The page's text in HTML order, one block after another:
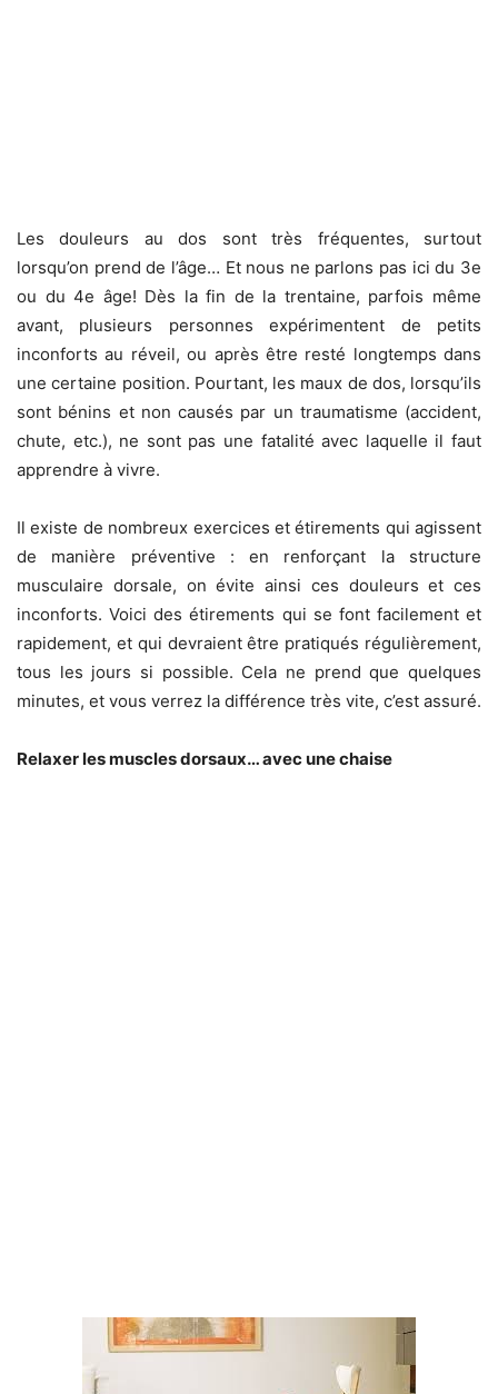
Les douleurs au dos sont très fréquentes, surtout
lorsqu’on prend de l’âge… Et nous ne parlons pas ici du 3e
ou du 4e âge! Dès la fin de la trentaine, parfois même
avant, plusieurs personnes expérimentent de petits
inconforts au réveil, ou après être resté longtemps dans
une certaine position. Pourtant, les maux de dos, lorsqu’ils
sont bénins et non causés par un traumatisme (accident,
chute, etc.), ne sont pas une fatalité avec laquelle il faut
apprendre à vivre.
Il existe de nombreux exercices et étirements qui agissent
de manière préventive : en renforçant la structure
musculaire dorsale, on évite ainsi ces douleurs et ces
inconforts. Voici des étirements qui se font facilement et
rapidement, et qui devraient être pratiqués régulièrement,
tous les jours si possible. Cela ne prend que quelques
minutes, et vous verrez la différence très vite, c’est assuré.
Relaxer les muscles dorsaux… avec une chaise